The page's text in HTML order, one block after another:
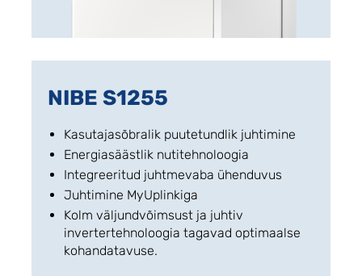
NIBE S1255
Kasutajasõbralik puutetundlik juhtimine
Energiasäästlik nutitehnoloogia
Integreeritud juhtmevaba ühenduvus
Juhtimine MyUplinkiga
Kolm väljundvõimsust ja juhtiv
invertertehnoloogia tagavad optimaalse
kohandatavuse.